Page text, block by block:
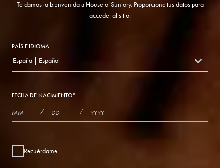
Te damos la bienvenida a House of Suntory. Proporciona tus datos para
acceder al sitio.
PAÍS E IDIOMA
countryDropdown
España | Español
FECHA DE NACIMIENTO*
MONTHS
/ DAYS / YEAR
Recuérdame